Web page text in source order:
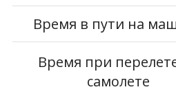
Время в пути на
Время при
самолете